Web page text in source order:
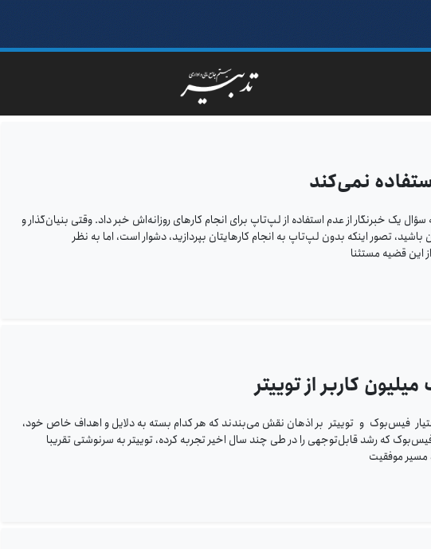
نمی‌کند
یک خبرنگار از عدم استفاده‌ از لپ‌تاپ برای انجام کارهای روزانه‌اش خبر داد. وقتی بنیان‌گذار و
تصور اینکه بدون لپ‌تاپ به انجام کارهایتان بپردازید، دشوار است، اما به‌ نظر
این قضیه مستثنا
کاربر از توییتر
فیس‌بوک و توییتر بر اذهان نقش می‌بندند که هر کدام بسته به دلایل و اهداف خاص خود،
که رشد قابل‌توجهی را در طی چند سال اخیر تجربه کرده، توییتر به سرنوشتی تقریبا
موفقیت